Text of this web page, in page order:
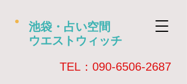
池袋・占い空間
ウエストウィッチ
​TEL：090-6506-2687